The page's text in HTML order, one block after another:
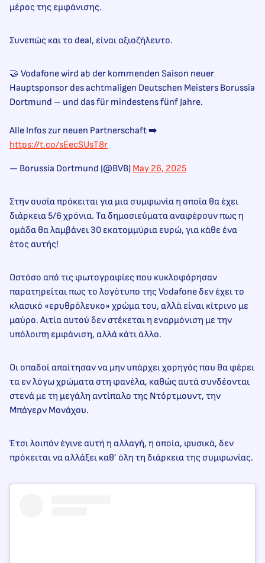
μέρος της εμφάνισης.
Συνεπώς και το deal, είναι αξιοζήλευτο.
🤝 Vodafone wird ab der kommenden Saison neuer
Hauptsponsor des achtmaligen Deutschen Meisters Borussia
Dortmund – und das für mindestens fünf Jahre.
Alle Infos zur neuen Partnerschaft ➡️
https://t.co/sEecSUsT8r
— Borussia Dortmund (@BVB) May 26, 2025
Στην ουσία πρόκειται για μια συμφωνία η οποία θα έχει
διάρκεια 5/6 χρόνια. Τα δημοσιεύματα αναφέρουν πως η
ομάδα θα λαμβάνει 30 εκατομμύρια ευρώ, για κάθε ένα
έτος αυτής!
Ωστόσο από τις φωτογραφίες που κυκλοφόρησαν
παρατηρείται πως το λογότυπο της Vodafone δεν έχει το
κλασικό «ερυθρόλευκο» χρώμα του, αλλά είναι κίτρινο με
μαύρο. Αιτία αυτού δεν στέκεται η εναρμόνιση με την
υπόλοιπη εμφάνιση, αλλά κάτι άλλο.
Οι οπαδοί απαίτησαν να μην υπάρχει χορηγός που θα φέρει
τα εν λόγω χρώματα στη φανέλα, καθώς αυτά συνδέονται
στενά με τη μεγάλη αντίπαλο της Ντόρτμουντ, την
Μπάγερν Μονάχου.
Έτσι λοιπόν έγινε αυτή η αλλαγή, η οποία, φυσικά, δεν
πρόκειται να αλλάξει καθ’ όλη τη διάρκεια της συμφωνίας.